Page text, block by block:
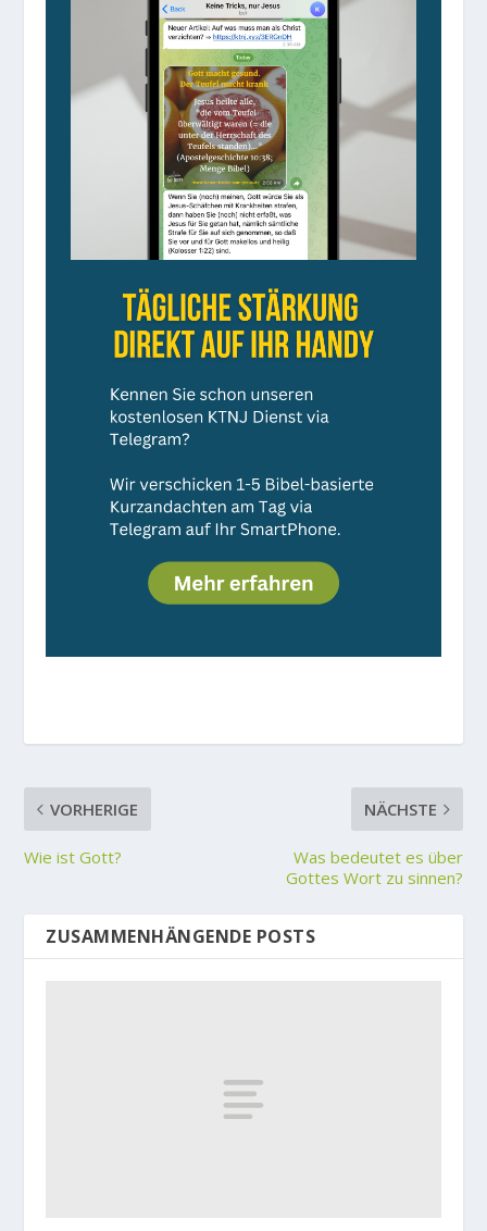
VORHERIGE
Wie ist Gott?
NÄCHSTE
Was bedeutet es über
Gottes Wort zu sinnen?
ZUSAMMENHÄNGENDE POSTS